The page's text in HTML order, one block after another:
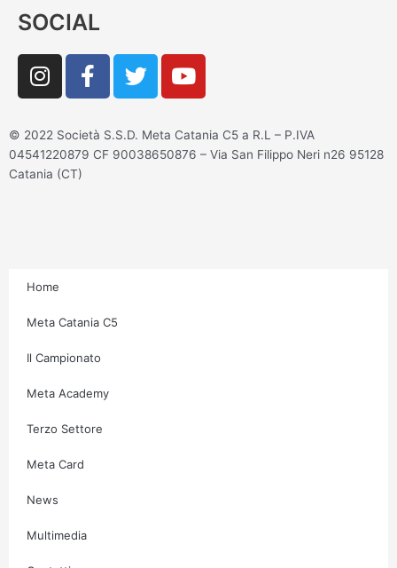
SOCIAL
I
n
t
a
g
F
a
e
b
T
w
t
t
Y
o
t
u
© 2022 Società S.S.D. Meta Catania C5 a R.L – P.IVA
04541220879 CF 90038650876 – Via San Filippo Neri n26 95128
Catania (CT)
Home
Meta Catania C5
Il Campionato
Meta Academy
Terzo Settore
Meta Card
News
Multimedia